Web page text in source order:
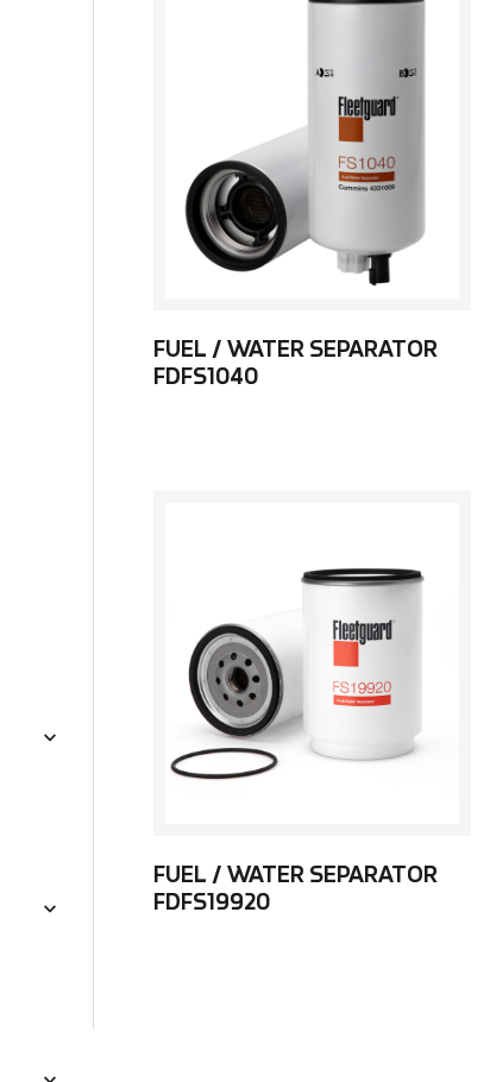
FUEL / WATER SEPARATOR
FDFS1040
FUEL / WATER SEPARATOR
FDFS19920